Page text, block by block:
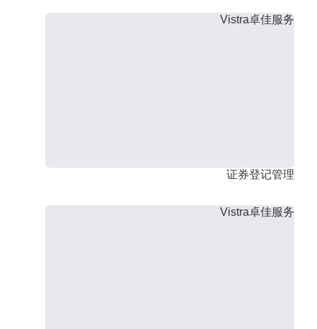
Vistra卓佳服务
证券登记管理
Vistra卓佳服务